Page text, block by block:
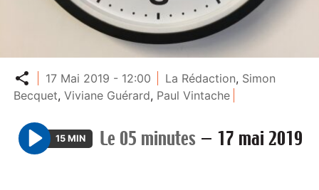
Partager
17 Mai 2019 - 12:00 La Rédaction, Simon
Becquet,Viviane Guérard, Paul Vintache
P
15 MIN Le 05 minutes — 17 mai 2019